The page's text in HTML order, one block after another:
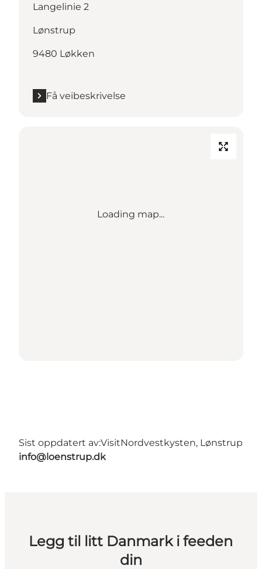
Langelinie 2
Lønstrup
9480 Løkken
Få veibeskrivelse
Loading map...
Sist oppdatert av:VisitNordvestkysten, Lønstrup
info@loenstrup.dk
Legg til litt Danmark i feeden
din